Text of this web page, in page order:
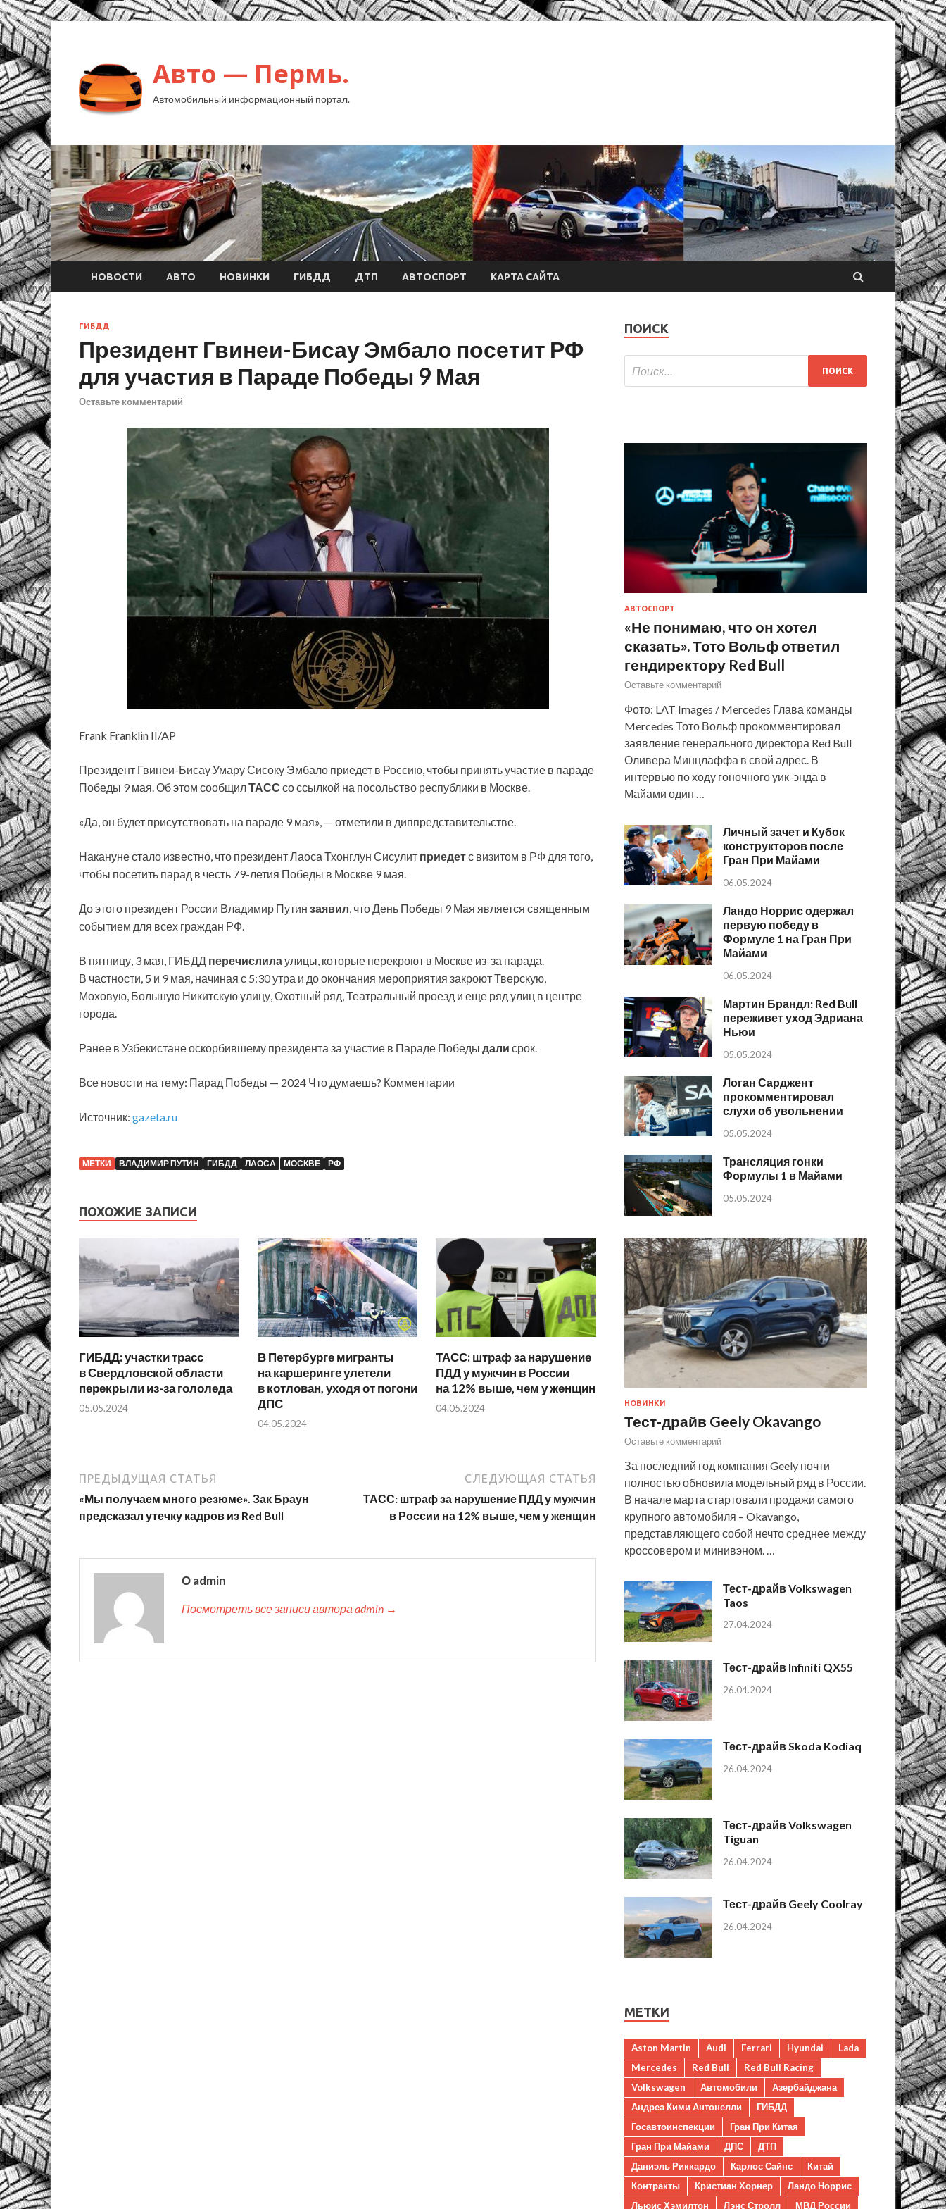
Авто — Пермь.
Автомобильный информационный портал.
НОВОСТИ АВТО НОВИНКИ ГИБДД ДТП АВТОСПОРТ КАРТА САЙТА
ГИБДД
Президент Гвинеи-Бисау Эмбало посетит РФ
для участия в Параде Победы 9 Мая
Оставьте комментарий
Frank Franklin II/AP
Президент Гвинеи-Бисау Умару Сисоку Эмбало приедет в Россию, чтобы принять участие в параде
Победы 9 мая. Об этом сообщилТАСС со ссылкой на посольство республики в Москве.
«Да, он будет присутствовать на параде 9 мая», — отметили в диппредставительстве.
Накануне стало известно, что президент Лаоса Тхонглун Сисулит приедетс визитом в РФ для того,
чтобы посетить парад в честь 79-летия Победы в Москве 9 мая.
До этого президент России Владимир Путин заявил , что День Победы 9 Мая является священным
событием для всех граждан РФ.
В пятницу, 3 мая, ГИБДД перечислила улицы, которые перекроют в Москве из-за парада.
В частности, 5 и 9 мая, начиная с 5:30 утра и до окончания мероприятия закроют Тверскую,
Моховую, Большую Никитскую улицу, Охотный ряд, Театральный проезд и еще ряд улиц в центре
города.
Ранее в Узбекистане оскорбившему президента за участие в Параде Победы дали срок.
Все новости на тему: Парад Победы — 2024 Что думаешь? Комментарии
Источник: gazeta.ru
МЕТКИ ВЛАДИМИР ПУТИН ГИБДД ЛАОСА МОСКВЕ РФ
ПОХОЖИЕ ЗАПИСИ
ГИБДД: участки трасс
в Свердловской области
перекрыли из-за гололеда
05.05.2024
В Петербурге мигранты
на каршеринге улетели
в котлован, уходя от погони
ДПС
04.05.2024
ТАСС: штраф за нарушение
ПДД у мужчин в России
на 12% выше, чем у женщин
04.05.2024
ПРЕДЫДУЩАЯ СТАТЬЯ
«Мы получаем много резюме». Зак Браун
предсказал утечку кадров из Red Bull
СЛЕДУЮЩАЯ СТАТЬЯ
ТАСС: штраф за нарушение ПДД у мужчин
в России на 12% выше, чем у женщин
О admin
Посмотреть все записи автора admin →
ПОИСК
АВТОСПОРТ
«Не понимаю, что он хотел
сказать». Тото Вольф ответил
гендиректору Red Bull
Оставьте комментарий
Фото: LAT Images / Mercedes Глава команды
Mercedes Тото Вольф прокомментировал
заявление генерального директора Red Bull
Оливера Минцлаффа в свой адрес. В
интервью по ходу гоночного уик-энда в
Майами один …
Личный зачет и Кубок
конструкторов после
Гран При Майами
06.05.2024
Ландо Норрис одержал
первую победу в
Формуле 1 на Гран При
Майами
06.05.2024
Мартин Брандл: Red Bull
переживет уход Эдриана
Ньюи
05.05.2024
Логан Сарджент
прокомментировал
слухи об увольнении
05.05.2024
Трансляция гонки
Формулы 1 в Майами
05.05.2024
НОВИНКИ
Тест-драйв Geely Okavango
Оставьте комментарий
За последний год компания Geely почти
полностью обновила модельный ряд в России.
В начале марта стартовали продажи самого
крупного автомобиля – Okavango,
представляющего собой нечто среднее между
кроссовером и минивэном. …
Тест-драйв Volkswagen
Taos
27.04.2024
Тест-драйв Infiniti QX55
26.04.2024
Тест-драйв Skoda Kodiaq
26.04.2024
Тест-драйв Volkswagen
Tiguan
26.04.2024
Тест-драйв Geely Coolray
26.04.2024
МЕТКИ
Aston Martin Audi Ferrari Hyundai
Lada
Mercedes
Red Bull
Red Bull Racing
Volkswagen
Автомобили
Азербайджана
Андреа Кими Антонелли
ГИБДД
Госавтоинспекции
Гран При Китая
Гран При Майами
ДПС
ДТП
Даниэль Риккардо
Карлос Сайнс
Китай
Контракты
Кристиан Хорнер
Ландо Норрис
Льюис Хэмилтон
Лэнс Стролл
МВД России